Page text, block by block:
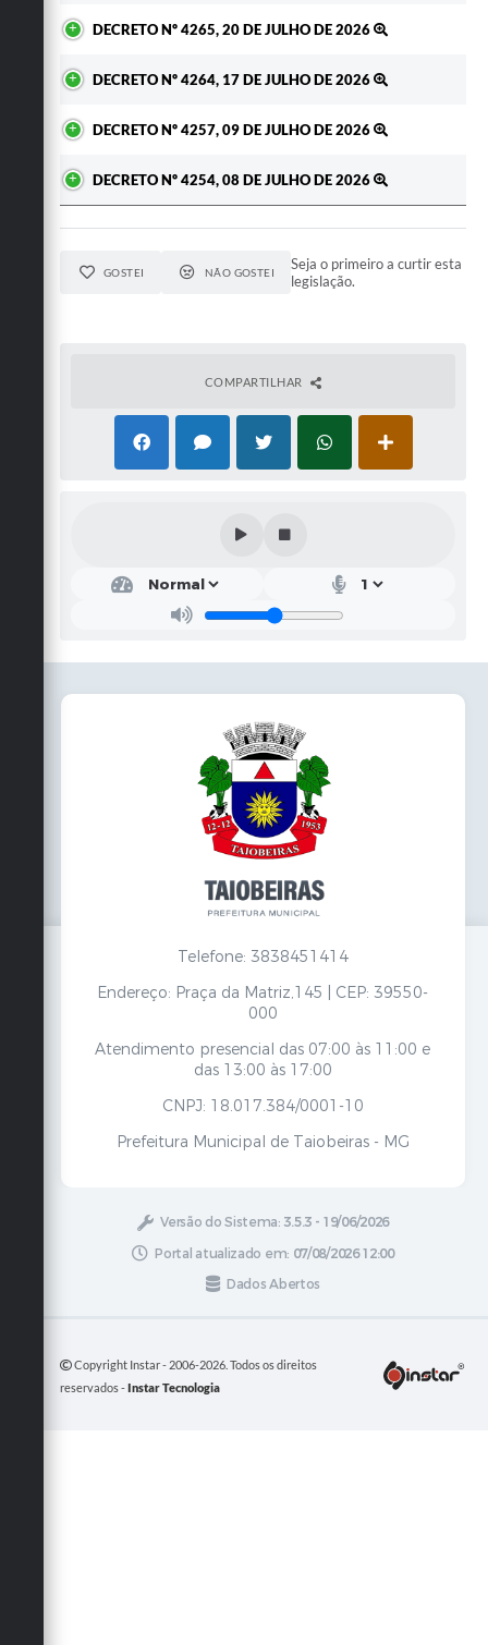
DECRETO Nº 4265, 20 DE JULHO DE 2026
DECRETO Nº 4264, 17 DE JULHO DE 2026
DECRETO Nº 4257, 09 DE JULHO DE 2026
DECRETO Nº 4254, 08 DE JULHO DE 2026
GOSTEI NÃO GOSTEI
Seja o primeiro a curtir esta
legislação.
COMPARTILHAR
Telefone: 3838451414
Endereço: Praça da Matriz,145 | CEP: 39550-
000
Atendimento presencial das 07:00 às 11:00 e
das 13:00 às 17:00
CNPJ: 18.017.384/0001-10
Prefeitura Municipal de Taiobeiras - MG
Versão do Sistema: 3.5.3 - 19/06/2026
Portal atualizado em: 07/08/2026 12:00
Dados Abertos
Copyright Instar - 2006-2026. Todos os direitos
reservados -Instar Tecnologia